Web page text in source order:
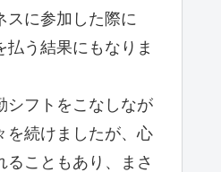
スに参加した際に
払う結果にもなりま
シフトをこなしなが
を続けましたが、心
ることもあり、まさ